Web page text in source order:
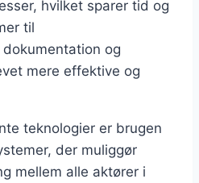
hvilket sparer tid og
til
og
mere effektive og
teknologier er brugen
der muliggør
mellem alle aktører i